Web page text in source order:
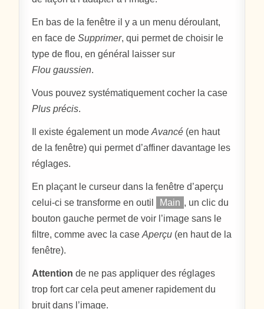
En bas de la fenêtre il y a un menu déroulant,
en face deSupprimer, qui permet de choisir le
type de flou, en général laisser sur
Flou gaussien.
Vous pouvez systématiquement cocher la case
Plus précis.
Il existe également un modeAvancé (en haut
de la fenêtre) qui permet d’affiner davantage les
réglages.
En plaçant le curseur dans la fenêtre d’aperçu
celui-ci se transforme en outil
Main , un clic du
bouton gauche permet de voir l’image sans le
filtre, comme avec la caseAperçu (en haut de la
fenêtre).
Attention de ne pas appliquer des réglages
trop fort car cela peut amener rapidement du
bruit dans l’image.